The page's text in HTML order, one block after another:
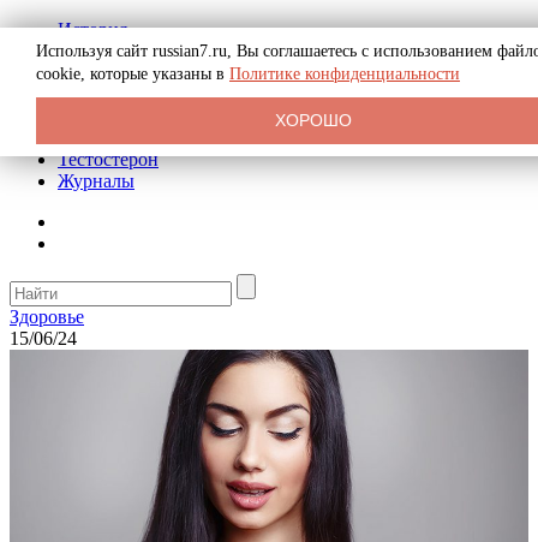
История
Биография
Криминал
Реклама на сайте
Тестостерон
Журналы
Здоровье
15/06/24
Используя сайт russian7.ru, Вы соглашаетесь с использованием
cookie, которые указаны в Политике конфиденциальности
ХОРОШО